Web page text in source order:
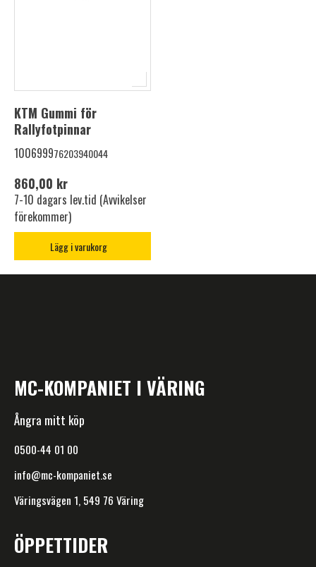
KTM Gummi för
Rallyfotpinnar
100699976203940044
860,00 kr
7-10 dagars lev.tid (Avvikelser
förekommer)
Lägg i varukorg
MC-KOMPANIET I VÄRING
Ångra mitt köp
0500-44 01 00
info@mc-kompaniet.se
Väringsvägen 1, 549 76 Väring
ÖPPETTIDER